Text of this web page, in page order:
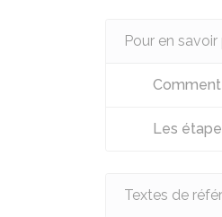
Pour en savoir
Les
Textes de